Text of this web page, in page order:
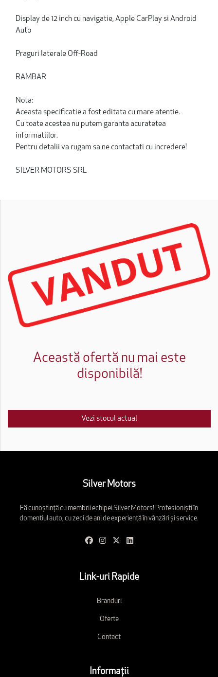
Display de 12 inch cu navigatie, Apple CarPlay si Android
Auto
Praguri laterale Off-Road
RAMBAR
Nota:
Aceasta specificatie a fost editata cu mare atentie.
Cu toate acestea nu putem garanta acuratetea
informatiilor.
Pentru detalii va rugam sa ne contactati cu incredere!
SILVER MOTORS SRL
Această ofertă nu mai este
disponibilă!
Vezi stocul actual
Silver Motors
Fă cunoștință cu membrii echipei Silver Motors! Profesioniști în
domentiul auto, cu zeci de ani de experiență în vânzări și service.
Link-uri Rapide
Branduri
Oferte
Contact
Informații